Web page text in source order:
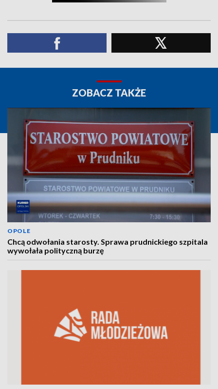
ZOBACZ TAKŻE
OPOLE
Chcą odwołania starosty. Sprawa prudnickiego szpitala
wywołała polityczną burzę